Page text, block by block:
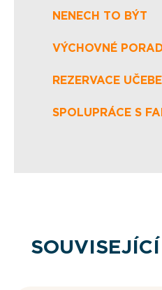
NENECH TO BÝT
VÝCHOVNÉ
REZERVACE
SPOLUPRÁCE S